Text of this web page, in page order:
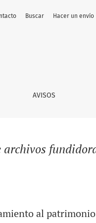
AVISOS
Buscar Hacer un envío
al